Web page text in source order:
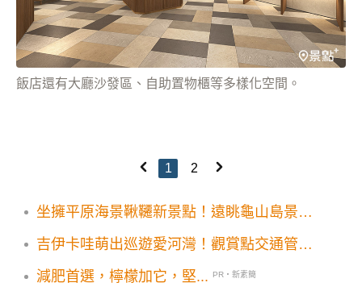
飯店還有大廳沙發區、自助置物櫃等多樣化空間。
1 2
坐擁平原海景鞦韆新景點！遠眺龜山島景觀
吉伊卡哇萌出巡遊愛河灣！觀賞點交通管制
減肥首選，檸檬加它，堅...
PR・新素簡